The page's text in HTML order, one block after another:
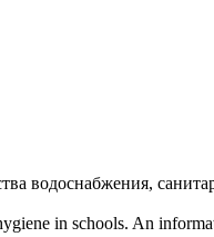
водоснабжения,
in schools. An